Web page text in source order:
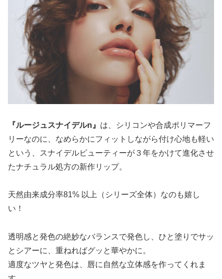
『ルージュスナイデルn』 は、シリコンや合成ポリマーフ
リーなのに、なめらかにフィットしながら付け心地も軽い
という、スナイデルビューティーが３年をかけて進化させ
たナチュラル処方の新作リップ。
天然由来成分率81% 以上（シリーズ全体）なのも嬉し
い！
透明感と発色の絶妙なバランスで発色し、ひと塗りでサッ
とシアーに、重ねればグッと華やかに。
適度なツヤと発色は、唇に自然な立体感を作ってくれま